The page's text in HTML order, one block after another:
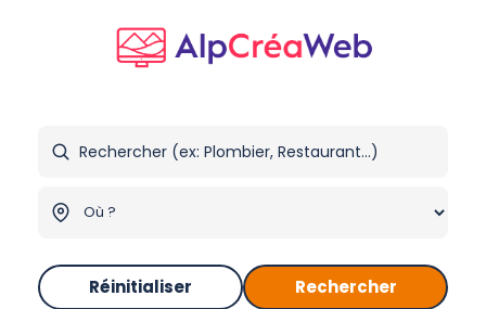
Réinitialiser Rechercher